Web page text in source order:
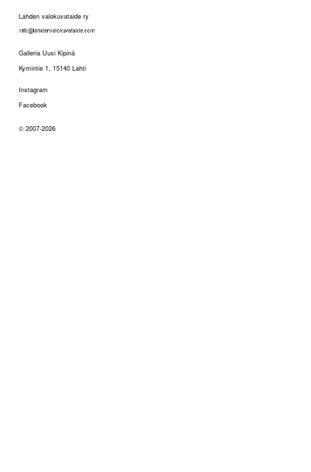
Lahden valokuvataide ry
Galleria Uusi Kipinä
Kymintie 1, 15140 Lahti
Instagram
Facebook
© 2007-2026